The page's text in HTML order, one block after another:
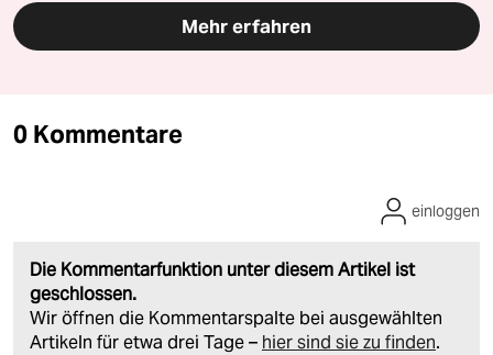
Mehr erfahren
0 Kommentare
Die Kommentarfunktion unter diesem Artikel ist
geschlossen.
Wir öffnen die Kommentarspalte bei ausgewählten
Artikeln für etwa drei Tage – hier sind sie zu finden.
einloggen